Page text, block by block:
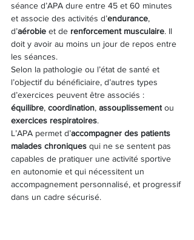
séance d’APA dure entre 45 et 60 minutes
et associe des activités d’endurance,
d’aérobie et de renforcement musculaire. Il
doit y avoir au moins un jour de repos entre
les séances.
Selon la pathologie ou l’état de santé et
l’objectif du bénéficiaire, d’autres types
d’exercices peuvent être associés :
équilibre, coordination, assouplissement ou
exercices respiratoires.
L’APA permet d’accompagner des patients
malades chroniques qui ne se sentent pas
capables de pratiquer une activité sportive
en autonomie et qui nécessitent un
accompagnement personnalisé, et progressif
dans un cadre sécurisé.